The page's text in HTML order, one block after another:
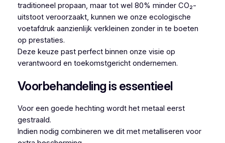
traditioneel propaan, maar tot wel 80% minder CO₂-
uitstoot veroorzaakt, kunnen we onze ecologische
voetafdruk aanzienlijk verkleinen zonder in te boeten
op prestaties.
Deze keuze past perfect binnen onze visie op
verantwoord en toekomstgericht ondernemen.
Voorbehandeling is essentieel
Voor een goede hechting wordt het metaal eerst
gestraald.
Indien nodig combineren we dit met metalliseren voor